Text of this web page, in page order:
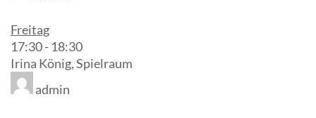
Freitag
17:30- 18:30
Irina König, Spielraum
admin